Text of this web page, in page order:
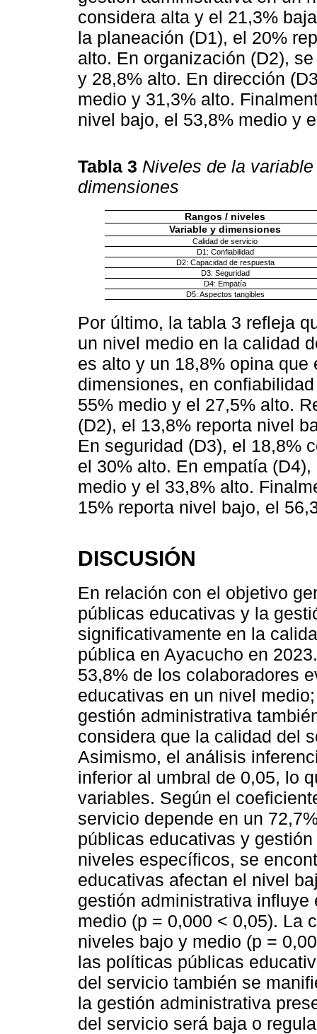
considera alta y el 21,3%
la planeación (D1), el 20%
alto. En organización (D2),
y 28,8% alto. En dirección
medio y 31,3% alto.
nivel bajo, el 53,8% medio y
Tabla 3 Niveles de la
dimensiones
Rangos / niveles
Variable y dimensiones
Calidad de servicio
D1: Confiabilidad
D2: Capacidad de respuesta
D3: Seguridad
D4: Empatía
D5: Aspectos tangibles
Por último, la tabla 3 refleja
un nivel medio en la calidad
es alto y un 18,8% opina
dimensiones, en
55% medio y el 27,5% alto.
(D2), el 13,8% reporta nivel
En seguridad (D3), el 18,8%
el 30% alto. En empatía
medio y el 33,8% alto.
15% reporta nivel bajo, el
DISCUSIÓN
En relación con el objetivo
públicas educativas y la
significativamente en la
pública en Ayacucho en
53,8% de los colaboradores
educativas en un nivel
gestión administrativa
considera que la calidad del
Asimismo, el análisis
inferior al umbral de 0,05, lo
variables. Según el
servicio depende en un
públicas educativas y
niveles específicos, se
educativas afectan el nivel
gestión administrativa
medio (p = 0,000 < 0,05). La
niveles bajo y medio (p =
las políticas públicas
del servicio también se
la gestión administrativa
del servicio será baja o